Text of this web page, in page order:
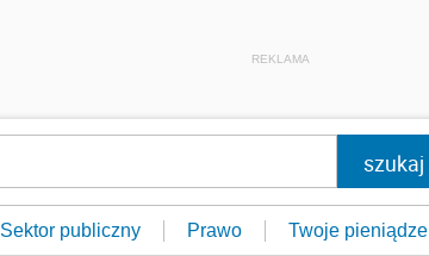
REKLAMA
Sektor publiczny Prawo Twoje pieniądze